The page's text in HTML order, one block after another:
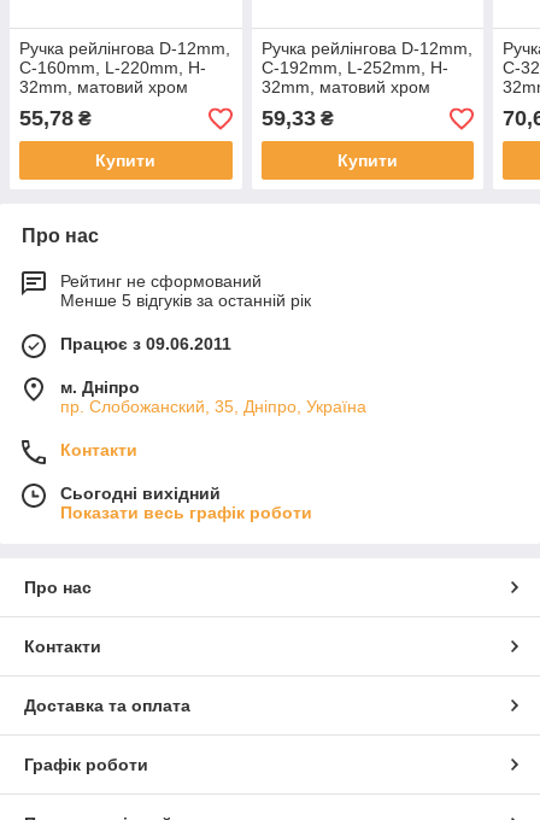
Ручка рейлінгова D-12mm,
C-160mm, L-220mm, H-
32mm, матовий хром
(алюміній)
55,78 ₴
Купити
Ручка рейлінгова D-12mm,
C-192mm, L-252mm, H-
32mm, матовий хром
(алюміній)
59,33₴
Купити
C-
Про нас
Рейтинг не сформований
Менше 5 відгуків за останній рік
Працює з 09.06.2011
м. Дніпро
пр. Слобожанский, 35, Дніпро, Україна
Контакти
Сьогодні вихідний
Показати весь графік роботи
Про нас
Контакти
Доставка та оплата
Графік роботи